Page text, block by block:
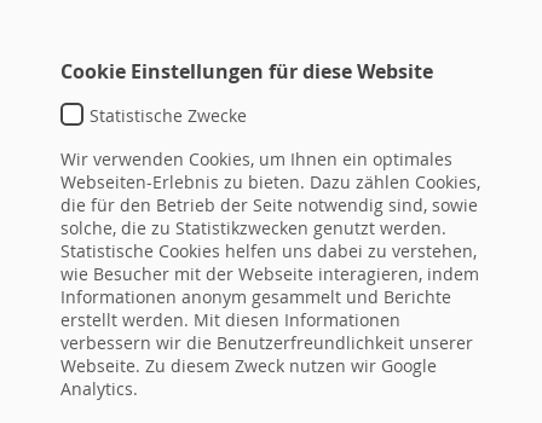
BEST PRACTICE IN DER
BETRIEBSRATSARBEIT
ZIELE:
Selbst erfahrene Betriebsräte haben bei schwierigen
Cookie Einstellungen für diese Website
Statistische Zwecke
Wir verwenden Cookies, um Ihnen ein optimales
Webseiten-Erlebnis zu bieten. Dazu zählen Cookies,
die für den Betrieb der Seite notwendig sind, sowie
solche, die zu Statistikzwecken genutzt werden.
Statistische Cookies helfen uns dabei zu verstehen,
wie Besucher mit der Webseite interagieren, indem
Informationen anonym gesammelt und Berichte
erstellt werden. Mit diesen Informationen
verbessern wir die Benutzerfreundlichkeit unserer
Webseite. Zu diesem Zweck nutzen wir Google
Analytics.